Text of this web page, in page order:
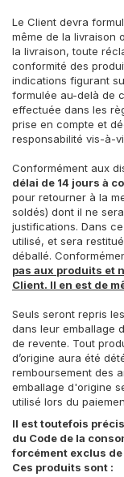
Le Client devra
même de la livraison
la livraison, toute
conformité des
indications figurant
formulée au-delà de
effectuée dans les
prise en compte et
responsabilité vis-à-
Conformément aux
délai de 14 jours à
pour retourner à la
soldés) dont il ne
justifications. Dans
utilisé, et sera
déballé.
pas aux produits et
Client. Il en est de
Seuls seront repris
dans leur emballage
de revente. Tout
d’origine aura été
remboursement des
emballage d'origine
utilisé lors du
Il est toutefois
du Code de la
forcément exclus
Ces produits sont :